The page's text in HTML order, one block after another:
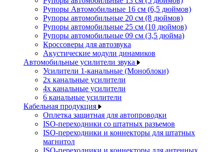
Рупоры Автомобильные 16 см (6,5 дюймов)
Рупоры автомобильные 20 см (8 дюймов)
Рупоры автомобильные 25 см (10 дюймов)
Рупоры автомобильные 09 см (3,5 дюйма)
Кроссоверы для автозвука
Акустические модули динамиков
Автомобильные усилители звука
Усилители 1-канальные (Моноблоки)
2х канальные усилители
4х канальные усилители
6 канальные усилители
Кабельная продукция
Оплетка защитная для автопроводки
ISO-переходники со штатных разъемов
ISO-переходники и коннекторы для штатных
магнитол
ISO-переходники и коннекторы для антенных